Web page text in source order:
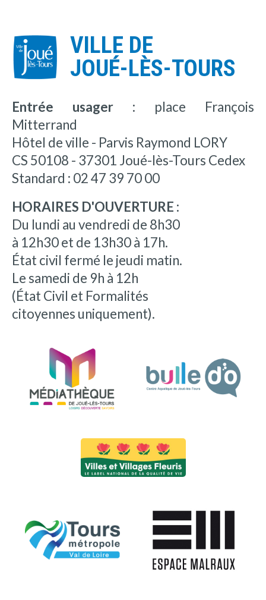
VILLE DE
JOUÉ-LÈS-TOURS
Entrée usager : place François
Mitterrand
Hôtel de ville - Parvis Raymond LORY
CS 50108 - 37301 Joué-lès-Tours Cedex
Standard : 02 47 39 70 00
HORAIRES D'OUVERTURE :
Du lundi au vendredi de 8h30
à 12h30 et de 13h30 à 17h.
État civil fermé le jeudi matin.
Le samedi de 9h à 12h
(État Civil et Formalités
citoyennes uniquement).